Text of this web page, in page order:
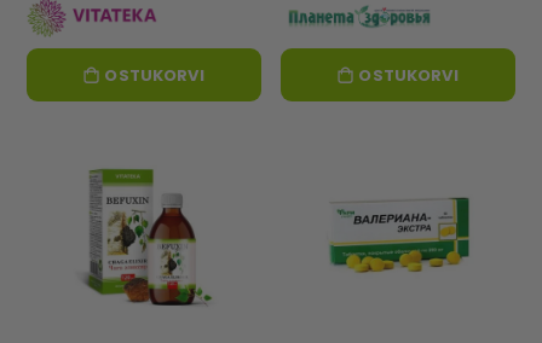
OSTUKORVI OSTUKORVI